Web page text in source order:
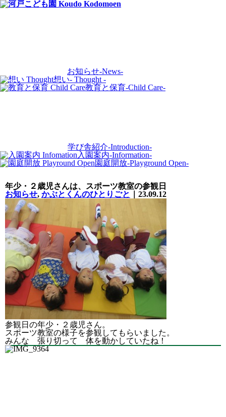
お知らせ-News-
想い- Thought -
教育と保育-Child Care-
学び舎紹介-Introduction-
入園案内-Information-
園庭開放-Playground Open-
年少・２歳児さんは、スポーツ教室の参観日
お知らせ, かぶとくんのひとりごと ｜23.09.12
参観日の年少・２歳児さん。
スポーツ教室の様子を参観してもらいました。
みんな 張り切って 体を動かしていたね！